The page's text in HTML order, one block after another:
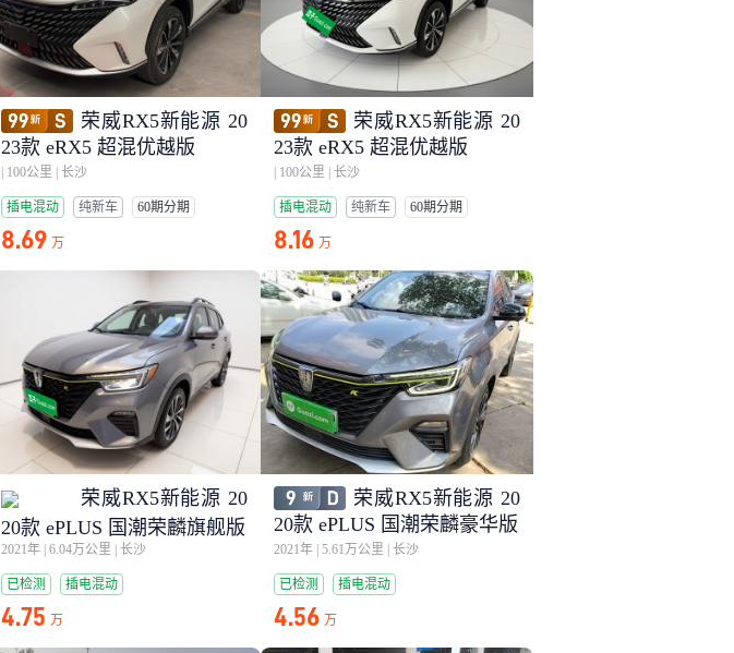
荣威RX5新能源 20
23款 eRX5 超混优越版
100公里 长沙
插电混动 纯新车 60期分期
8.69 万
荣威RX5新能源 20
23款 eRX5 超混优越版
100公里 长沙
插电混动 纯新车 60期分期
8.16 万
荣威RX5新能源 20
20款 ePLUS 国潮荣麟旗舰版
2021年 6.04万公里 长沙
已检测 插电混动
4.75 万
荣威RX5新能源 20
20款 ePLUS 国潮荣麟豪华版
2021年 5.61万公里 长沙
已检测 插电混动
4.56 万